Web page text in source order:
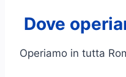
Dove
Operiamo in tutta